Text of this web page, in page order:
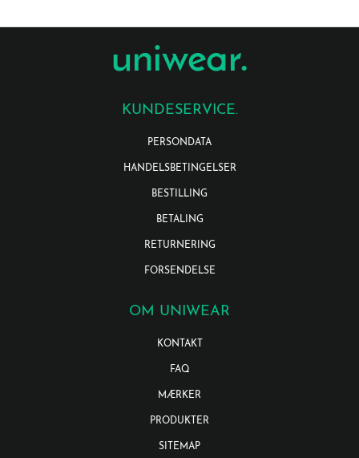
KUNDESERVICE.
PERSONDATA
HANDELSBETINGELSER
BESTILLING
BETALING
RETURNERING
FORSENDELSE
OM UNIWEAR
KONTAKT
FAQ
MÆRKER
PRODUKTER
SITEMAP